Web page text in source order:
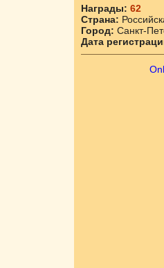
Награды: 62
Страна:
Город: Санкт-
Дата